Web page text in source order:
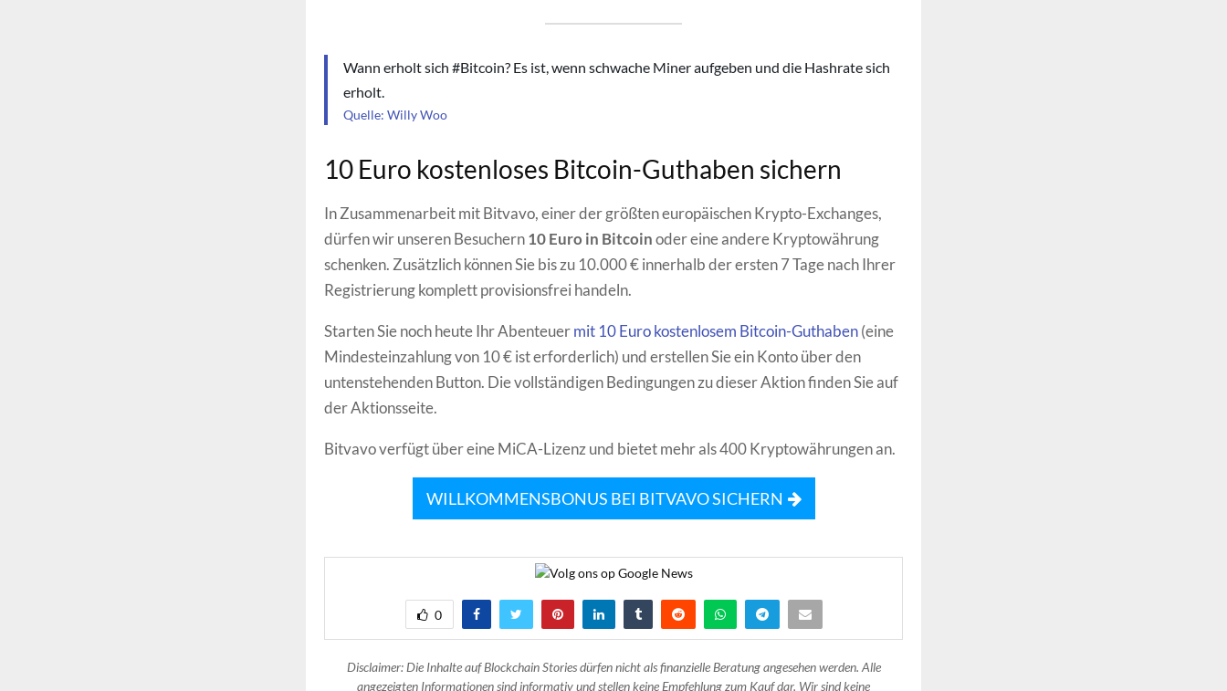
Wann erholt sich #Bitcoin? Es ist, wenn schwache Miner aufgeben und die Hashrate sich
erholt.
Quelle: Willy Woo
10 Euro kostenloses Bitcoin-Guthaben sichern
In Zusammenarbeit mit Bitvavo, einer der größten europäischen Krypto-Exchanges,
dürfen wir unseren Besuchern10 Euro in Bitcoinoder eine andere Kryptowährung
schenken. Zusätzlich können Sie bis zu 10.000 € innerhalb der ersten 7 Tage nach Ihrer
Registrierung komplett provisionsfrei handeln.
Starten Sie noch heute Ihr Abenteuermit 10 Euro kostenlosem Bitcoin-Guthaben(eine
Mindesteinzahlung von 10 € ist erforderlich) und erstellen Sie ein Konto über den
untenstehenden Button. Die vollständigen Bedingungen zu dieser Aktion finden Sie auf
der Aktionsseite.
Bitvavo verfügt über eine MiCA-Lizenz und bietet mehr als 400 Kryptowährungen an.
WILLKOMMENSBONUS BEI BITVAVO SICHERN
0
Disclaimer: Die Inhalte auf Blockchain Stories dürfen nicht als finanzielle Beratung angesehen werden. Alle
angezeigten Informationen sind informativ und stellen keine Empfehlung zum Kauf dar. Wir sind keine